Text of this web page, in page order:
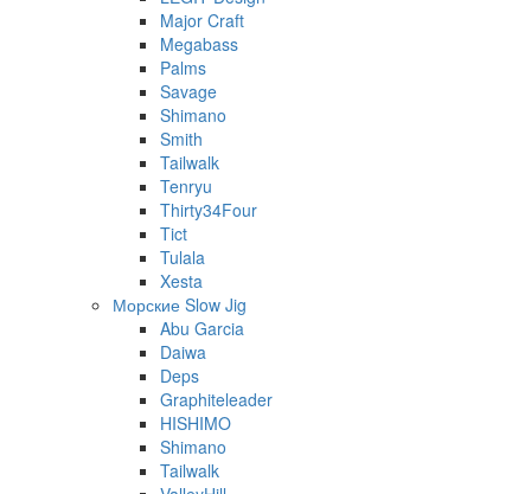
Major Craft
Megabass
Palms
Savage
Shimano
Smith
Tailwalk
Tenryu
Thirty34Four
Tict
Tulala
Xesta
Морские Slow Jig
Abu Garcia
Daiwa
Deps
Graphiteleader
HISHIMO
Shimano
Tailwalk